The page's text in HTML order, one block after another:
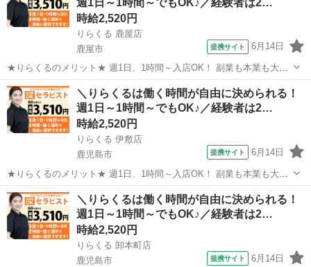
時給2,520円
りらくる 鹿屋店
鹿屋市
提携サイト 6月14日
★りらくるのメリット★ 週1日、1時間～入店OK！ 副業も本業も大歓
迎 りらくるはスマホ1つでカンタンに時間、日程、店舗を選べる「入
店エントリー制」で、 自分のスキマ時間で稼げて、本業・家庭・趣味
と両立しやすい♪ 全国の...
鹿児島 鹿屋市 セラピスト
＼りらくるは働く時間が自由に決められる！
週1日～1時間～でもOK♪／経験者は2…
時給2,520円
りらくる 伊敷店
鹿児島市
提携サイト 6月14日
★りらくるのメリット★ 週1日、1時間～入店OK！ 副業も本業も大歓
迎 りらくるはスマホ1つでカンタンに時間、日程、店舗を選べる「入
店エントリー制」で、 自分のスキマ時間で稼げて、本業・家庭・趣味
と両立しやすい♪ 全国の...
鹿児島 鹿児島市 セラピスト
＼りらくるは働く時間が自由に決められる！
週1日～1時間～でもOK♪／経験者は2…
時給2,520円
りらくる 卸本町店
鹿児島市
提携サイト 6月14日